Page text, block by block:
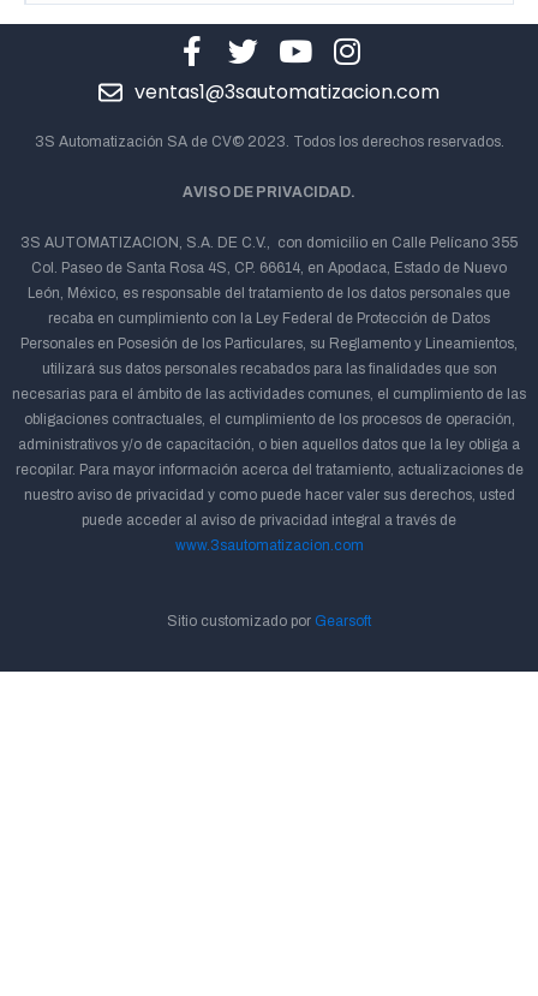
ventas1@3sautomatizacion.com
3S Automatización SA de CV© 2023. Todos los derechos reservados.
AVISO DE PRIVACIDAD.
3S AUTOMATIZACION, S.A. DE C.V., con domicilio en Calle Pelícano 355
Col. Paseo de Santa Rosa 4S, CP. 66614, en Apodaca, Estado de Nuevo
León, México, es responsable del tratamiento de los datos personales que
recaba en cumplimiento con la Ley Federal de Protección de Datos
Personales en Posesión de los Particulares, su Reglamento y Lineamientos,
utilizará sus datos personales recabados para las finalidades que son
necesarias para el ámbito de las actividades comunes, el cumplimiento de las
obligaciones contractuales, el cumplimiento de los procesos de operación,
administrativos y/o de capacitación, o bien aquellos datos que la ley obliga a
recopilar. Para mayor información acerca del tratamiento, actualizaciones de
nuestro aviso de privacidad y como puede hacer valer sus derechos, usted
puede acceder al aviso de privacidad integral a través de
www.3sautomatizacion.com
Sitio customizado por Gearsoft